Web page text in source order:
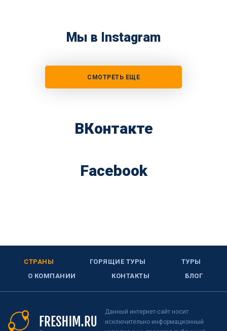
Мы в Instagram
СМОТРЕТЬ ЕЩЕ
ВКонтакте
Facebook
СТРАНЫ ГОРЯЩИЕ ТУРЫ
ТУРЫ
О КОМПАНИИ
КОНТАКТЫ БЛОГ
Данный интернет-сайт носит
исключительно информационный